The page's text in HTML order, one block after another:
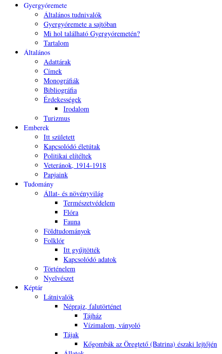
Gyergyóremete
Általános tudnivalók
Gyergyóremete a sajtóban
Mi hol található Gyergyóremetén?
Tartalom
Általános
Adattárak
Címek
Monográfiák
Bibliográfia
Érdekességek
Irodalom
Turizmus
Emberek
Itt született
Kapcsolódó életútak
Politikai elítéltek
Veteránok, 1914-1918
Papjaink
Tudomány
Állat- és növényvilág
Természetvédelem
Flóra
Fauna
Földtudományok
Folklór
Itt gyűjtötték
Kapcsolódó adatok
Történelem
Nyelvészet
Képtár
Látnivalók
Néprajz, falutörténet
Tájház
Vízimalom, ványoló
Tájak
Kőgombák az Öregtető (Batrina) északi lejtőjén